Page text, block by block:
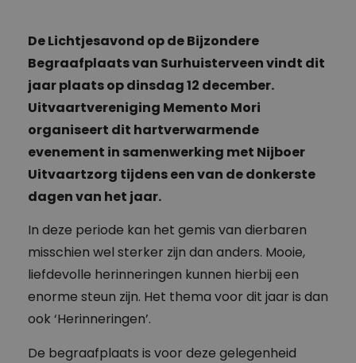
De Lichtjesavond op de Bijzondere
Begraafplaats van Surhuisterveen vindt dit
jaar plaats op dinsdag 12 december.
Uitvaartvereniging Memento Mori
organiseert dit hartverwarmende
evenement in samenwerking met Nijboer
Uitvaartzorg tijdens een van de donkerste
dagen van het jaar.
In deze periode kan het gemis van dierbaren
misschien wel sterker zijn dan anders. Mooie,
liefdevolle herinneringen kunnen hierbij een
enorme steun zijn. Het thema voor dit jaar is dan
ook ‘Herinneringen’.
De begraafplaats is voor deze gelegenheid